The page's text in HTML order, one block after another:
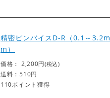
精密ピンバイスD-R（0.1～3.2m
m）
価格： 2,200円(税込)
送料：510円
110ポイント獲得